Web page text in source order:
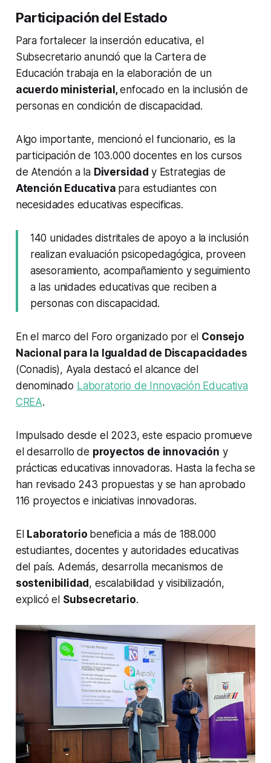
Participación del Estado
Para fortalecer la inserción educativa, el
Subsecretario anunció que la Cartera de
Educación trabaja en la elaboración de un
acuerdo ministerial,enfocado en la inclusión de
personas en condición de discapacidad.
Algo importante, mencionó el funcionario, es la
participación de 103.000 docentes en los cursos
de Atención a la Diversidad y Estrategias de
Atención Educativa para estudiantes con
necesidades educativas especificas.
140 unidades distritales de apoyo a la inclusión
realizan evaluación psicopedagógica, proveen
asesoramiento, acompañamiento y seguimiento
a las unidades educativas que reciben a
personas con discapacidad.
En el marco del Foro organizado por el Consejo
Nacional para la Igualdad de Discapacidades
(Conadis), Ayala destacó el alcance del
denominado Laboratorio de Innovación Educativa
CREA.
Impulsado desde el 2023, este espacio promueve
el desarrollo de proyectos de innovación y
prácticas educativas innovadoras. Hasta la fecha se
han revisado 243 propuestas y se han aprobado
116 proyectos e iniciativas innovadoras.
El Laboratorio beneficia a más de 188.000
estudiantes, docentes y autoridades educativas
del país. Además, desarrolla mecanismos de
sostenibilidad , escalabilidad y visibilización,
explicó el Subsecretario.